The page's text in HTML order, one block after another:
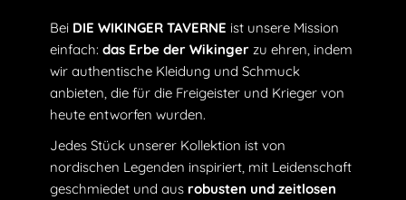
verleihen? Entdecken Sie unsere Kollektion von neu
gestalteten
Wikingerfiguren für eine Dekoration, die eines
echten Kriegers würdig ist! Und wenn Sie eine von Asgard
inspirierte Dekoration wünschen, laden wir Sie ein, unsere
Wikinger-Dekoartikel
zu entdecken!
Bei DIE WIKINGER TAVERNE ist unsere Mission
einfach: das Erbe der Wikinger zu ehren, indem
wir authentische Kleidung und Schmuck
anbieten, die für die Freigeister und Krieger von
heute entworfen wurden.
Jedes Stück unserer Kollektion ist von
nordischen Legenden inspiriert, mit Leidenschaft
geschmiedet und aus robusten und zeitlosen